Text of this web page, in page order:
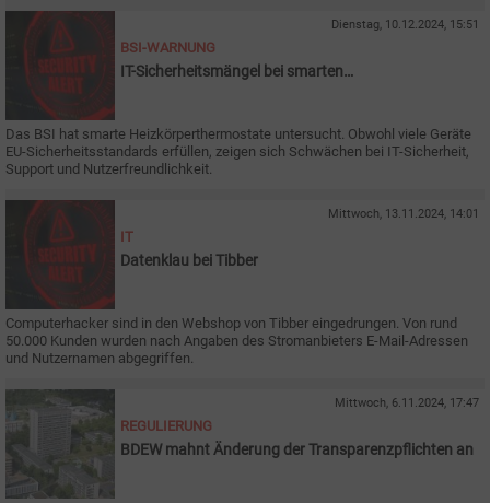
Dienstag, 10.12.2024, 15:51
BSI-WARNUNG
IT-Sicherheitsmängel bei smarten
Das BSI hat smarte Heizkörperthermostate untersucht. Obwohl viele Geräte
EU-Sicherheitsstandards erfüllen, zeigen sich Schwächen bei IT-Sicherheit,
Support und Nutzerfreundlichkeit.
Mittwoch, 13.11.2024, 14:01
IT
Datenklau bei Tibber
Computerhacker sind in den Webshop von Tibber eingedrungen. Von rund
50.000 Kunden wurden nach Angaben des Stromanbieters E-Mail-Adressen
und Nutzernamen abgegriffen.
Mittwoch, 6.11.2024, 17:47
REGULIERUNG
BDEW mahnt Änderung der Transparenzpflichten an